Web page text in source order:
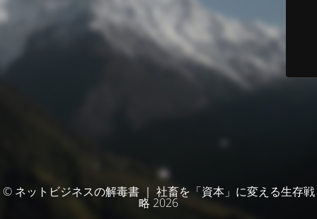
© ネットビジネスの解毒書 ｜ 社畜を「資本」に変える生存戦
略 2026